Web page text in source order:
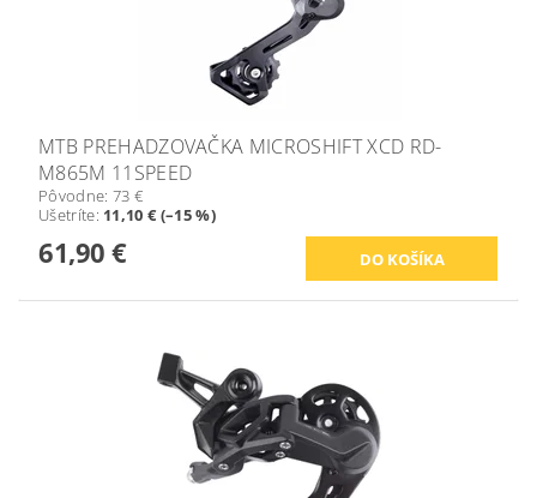
MTB PREHADZOVAČKA MICROSHIFT XCD RD-
M865M 11SPEED
Pôvodne: 73 €
Ušetríte: 11,10 € (–15 %)
61,90 €